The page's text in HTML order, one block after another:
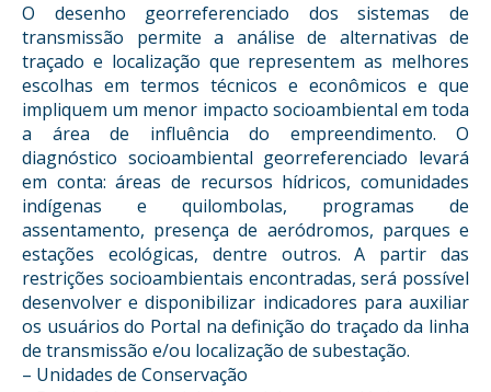
O desenho georreferenciado dos sistemas de
transmissão permite a análise de alternativas de
traçado e localização que representem as melhores
escolhas em termos técnicos e econômicos e que
impliquem um menor impacto socioambiental em toda
a área de influência do empreendimento. O
diagnóstico socioambiental georreferenciado levará
em conta: áreas de recursos hídricos, comunidades
indígenas e quilombolas, programas de
assentamento, presença de aeródromos, parques e
estações ecológicas, dentre outros. A partir das
restrições socioambientais encontradas, será possível
desenvolver e disponibilizar indicadores para auxiliar
os usuários do Portal na definição do traçado da linha
de transmissão e/ou localização de subestação.
– Unidades de Conservação